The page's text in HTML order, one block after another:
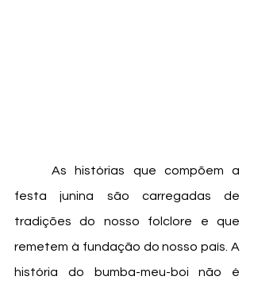
	As histórias que compõem a
festa junina são carregadas de
tradições do nosso folclore e que
remetem à fundação do nosso país. A
história do bumba-meu-boi não é